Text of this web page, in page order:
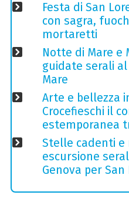
Festa di San
con sagra,
mortaretti
Notte di Mare e
guidate serali
Mare
Arte e bellezza
Crocefieschi il
estemporanea
Stelle cadenti e
escursione
Genova per San